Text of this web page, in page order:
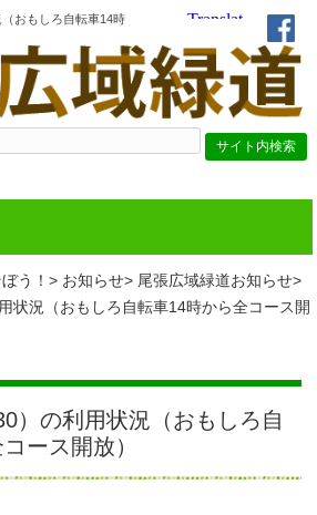
おもしろ自転車14時
う！ お知らせ
尾張広域緑道お知らせ
状況（おもしろ自転車14時から全コース開
）の利用状況（おもしろ自
ース開放）